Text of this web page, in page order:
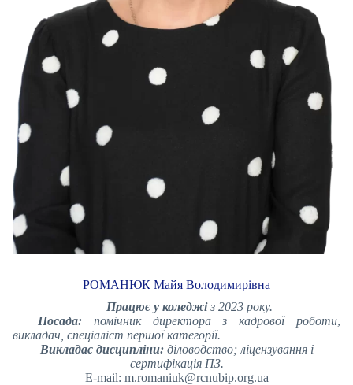
РОМАНЮК Майя Володимирівна
Працює у коледжіз 2023 року.
Посада: помічник директора з кадрової роботи,
викладач, спеціаліст першої категорії.
Викладає дисципліни:діловодство; ліцензування і
сертифікація ПЗ.
E-mail: m.romaniuk@rcnubip.org.ua